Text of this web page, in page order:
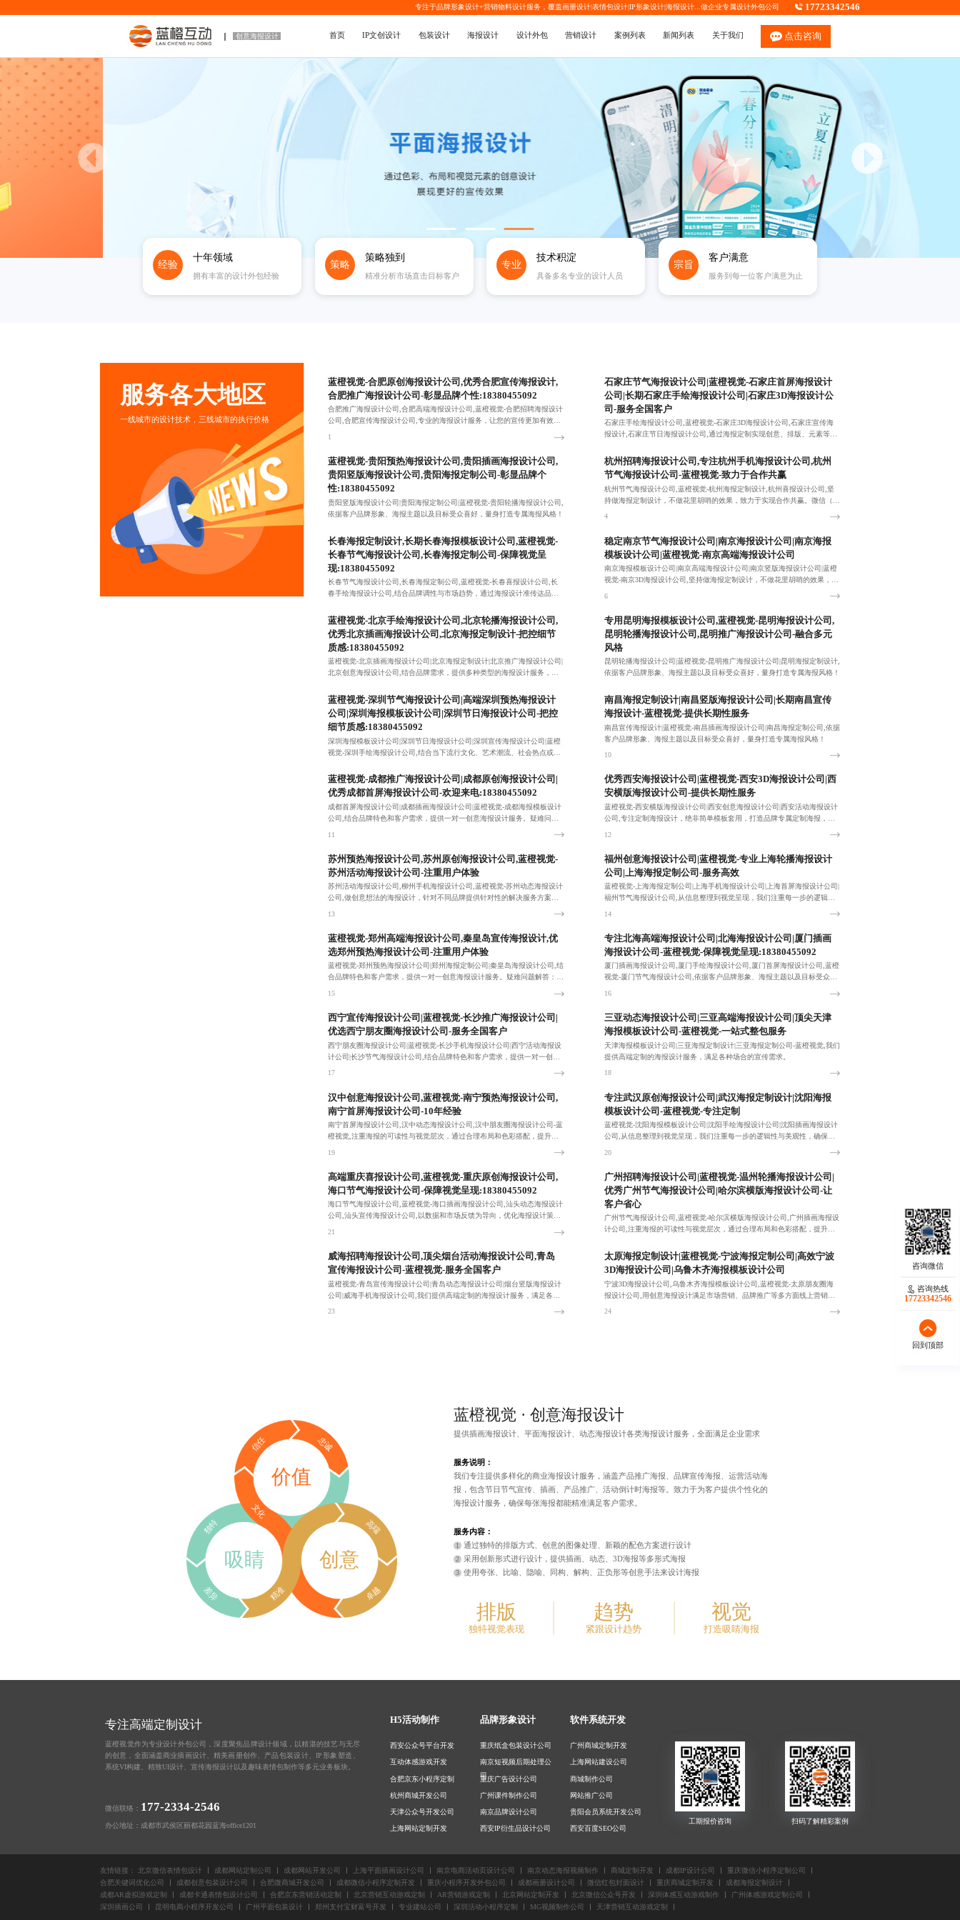
专注于品牌形象设计+营销物料设计服务，覆盖画册设计|表情包设计|IP形象设计|海报设计...做企业专属设计外包公司 17723342546
创意海报设计 首页 IP文创设计 包装设计 海报设计 设计外包 营销设计 案例列表 新闻列表 关于我们 点击咨询
经验
十年领域
拥有丰富的设计外包经验
策略
策略独到
精准分析市场直击目标客户
专业
技术积淀
具备多名专业的设计人员
宗旨
客户满意
服务到每一位客户满意为止
服务各大地区
一线城市的设计技术，三线城市的执行价格
蓝橙视觉-合肥原创海报设计公司,优秀合肥宣传海报设计,
合肥推广海报设计公司-彰显品牌个性:18380455092
合肥推广海报设计公司,合肥高端海报设计公司,蓝橙视觉-合肥招聘海报设计
公司,合肥宣传海报设计公司,专业的海报设计服务，让您的宣传更加有效，
1
石家庄节气海报设计公司|蓝橙视觉-石家庄首屏海报设计
公司|长期石家庄手绘海报设计公司|石家庄3D海报设计公
司-服务全国客户
石家庄手绘海报设计公司,蓝橙视觉-石家庄3D海报设计公司,石家庄宣传海
报设计,石家庄节日海报设计公司,通过海报定制实现创意、排版、元素等高
蓝橙视觉-贵阳预热海报设计公司,贵阳插画海报设计公司,
贵阳竖版海报设计公司,贵阳海报定制公司-彰显品牌个
性:18380455092
贵阳竖版海报设计公司|贵阳海报定制公司|蓝橙视觉-贵阳轮播海报设计公司,
依据客户品牌形象、海报主题以及目标受众喜好，量身打造专属海报风格！
杭州招聘海报设计公司,专注杭州手机海报设计公司,杭州
节气海报设计公司-蓝橙视觉-致力于合作共赢
杭州节气海报设计公司,蓝橙视觉-杭州海报定制设计,杭州喜报设计公司,坚
持做海报定制设计，不做花里胡哨的效果，致力于实现合作共赢。微信（电
4
长春海报定制设计,长期长春海报模板设计公司,蓝橙视觉-
长春节气海报设计公司,长春海报定制公司-保障视觉呈
现:18380455092
长春节气海报设计公司,长春海报定制公司,蓝橙视觉-长春喜报设计公司,长
春手绘海报设计公司,结合品牌调性与市场趋势，通过海报设计准传达品牌
稳定南京节气海报设计公司|南京海报设计公司|南京海报
模板设计公司|蓝橙视觉-南京高端海报设计公司
南京海报模板设计公司|南京高端海报设计公司|南京竖版海报设计公司|蓝橙
视觉-南京3D海报设计公司,坚持做海报定制设计，不做花里胡哨的效果，致
6
蓝橙视觉-北京手绘海报设计公司,北京轮播海报设计公司,
优秀北京插画海报设计公司,北京海报定制设计-把控细节
质感:18380455092
蓝橙视觉-北京插画海报设计公司|北京海报定制设计|北京推广海报设计公司|
北京创意海报设计公司,结合品牌需求，提供多种类型的海报设计服务，全
专用昆明海报模板设计公司,蓝橙视觉-昆明海报设计公司,
昆明轮播海报设计公司,昆明推广海报设计公司-融合多元
风格
昆明轮播海报设计公司|蓝橙视觉-昆明推广海报设计公司|昆明海报定制设计,
依据客户品牌形象、海报主题以及目标受众喜好，量身打造专属海报风格！
蓝橙视觉-深圳节气海报设计公司|高端深圳预热海报设计
公司|深圳海报模板设计公司|深圳节日海报设计公司-把控
细节质感:18380455092
深圳海报模板设计公司|深圳节日海报设计公司|深圳宣传海报设计公司|蓝橙
视觉-深圳手绘海报设计公司,结合当下流行文化、艺术潮流、社会热点或目
南昌海报定制设计|南昌竖版海报设计公司|长期南昌宣传
海报设计-蓝橙视觉-提供长期性服务
南昌宣传海报设计|蓝橙视觉-南昌插画海报设计公司|南昌海报定制公司,依据
客户品牌形象、海报主题以及目标受众喜好，量身打造专属海报风格！
10
蓝橙视觉-成都推广海报设计公司|成都原创海报设计公司|
优秀成都首屏海报设计公司-欢迎来电:18380455092
成都首屏海报设计公司|成都插画海报设计公司|蓝橙视觉-成都海报模板设计
公司,结合品牌特色和客户需求，提供一对一创意海报设计服务。疑难问题
11
优秀西安海报设计公司|蓝橙视觉-西安3D海报设计公司|西
安横版海报设计公司-提供长期性服务
蓝橙视觉-西安横版海报设计公司|西安创意海报设计公司|西安活动海报设计
公司,专注定制海报设计，绝非简单模板套用，打造品牌专属定制海报，微
12
苏州预热海报设计公司,苏州原创海报设计公司,蓝橙视觉-
苏州活动海报设计公司-注重用户体验
苏州活动海报设计公司,柳州手机海报设计公司,蓝橙视觉-苏州动态海报设计
公司,做创意想法的海报设计，针对不同品牌提供针对性的解决服务方案！
13
福州创意海报设计公司|蓝橙视觉-专业上海轮播海报设计
公司|上海海报定制公司-服务高效
蓝橙视觉-上海海报定制公司|上海手机海报设计公司|上海首屏海报设计公司|
福州节气海报设计公司,从信息整理到视觉呈现，我们注重每一步的逻辑性
14
蓝橙视觉-郑州高端海报设计公司,秦皇岛宣传海报设计,优
选郑州预热海报设计公司-注重用户体验
蓝橙视觉-郑州预热海报设计公司|郑州海报定制公司|秦皇岛海报设计公司,结
合品牌特色和客户需求，提供一对一创意海报设计服务。疑难问题解答：18
15
专注北海高端海报设计公司|北海海报设计公司|厦门插画
海报设计公司-蓝橙视觉-保障视觉呈现:18380455092
厦门插画海报设计公司,厦门手绘海报设计公司,厦门首屏海报设计公司,蓝橙
视觉-厦门节气海报设计公司,依据客户品牌形象、海报主题以及目标受众喜
16
西宁宣传海报设计公司|蓝橙视觉-长沙推广海报设计公司|
优选西宁朋友圈海报设计公司-服务全国客户
西宁朋友圈海报设计公司|蓝橙视觉-长沙手机海报设计公司|西宁活动海报设
计公司|长沙节气海报设计公司,结合品牌特色和客户需求，提供一对一创意
17
三亚动态海报设计公司|三亚高端海报设计公司|顶尖天津
海报模板设计公司-蓝橙视觉-一站式整包服务
天津海报模板设计公司|三亚海报定制设计|三亚海报定制公司-蓝橙视觉,我们
提供高端定制的海报设计服务，满足各种场合的宣传需求。
18
汉中创意海报设计公司,蓝橙视觉-南宁预热海报设计公司,
南宁首屏海报设计公司-10年经验
南宁首屏海报设计公司,汉中动态海报设计公司,汉中朋友圈海报设计公司-蓝
橙视觉,注重海报的可读性与视觉层次，通过合理布局和色彩搭配，提升信
19
专注武汉原创海报设计公司|武汉海报定制设计|沈阳海报
模板设计公司-蓝橙视觉-专注定制
蓝橙视觉-沈阳海报模板设计公司|沈阳手绘海报设计公司|沈阳插画海报设计
公司,从信息整理到视觉呈现，我们注重每一步的逻辑性与美观性，确保海
20
高端重庆喜报设计公司,蓝橙视觉-重庆原创海报设计公司,
海口节气海报设计公司-保障视觉呈现:18380455092
海口节气海报设计公司,蓝橙视觉-海口插画海报设计公司,汕头动态海报设计
公司,汕头宣传海报设计公司,以数据和市场反馈为导向，优化海报设计策
21
广州招聘海报设计公司|蓝橙视觉-温州轮播海报设计公司|
优秀广州节气海报设计公司|哈尔滨横版海报设计公司-让
客户省心
广州节气海报设计公司,蓝橙视觉-哈尔滨横版海报设计公司,广州插画海报设
计公司,注重海报的可读性与视觉层次，通过合理布局和色彩搭配，提升信
威海招聘海报设计公司,顶尖烟台活动海报设计公司,青岛
宣传海报设计公司-蓝橙视觉-服务全国客户
蓝橙视觉-青岛宣传海报设计公司|青岛动态海报设计公司|烟台竖版海报设计
公司|威海手机海报设计公司,我们提供高端定制的海报设计服务，满足各种
23
太原海报定制设计|蓝橙视觉-宁波海报定制公司|高效宁波
3D海报设计公司|乌鲁木齐海报模板设计公司
宁波3D海报设计公司,乌鲁木齐海报模板设计公司,蓝橙视觉-太原朋友圈海
报设计公司,用创意海报设计满足市场营销、品牌推广等多方面线上营销需
24
价值
信任 忠诚
文化
吸睛
独特
差异 精准
创意
高端
卓越
蓝橙视觉 · 创意海报设计
提供插画海报设计 、平面海报设计 、动态海报设计各类海报设计服务，全面满足企业需求
服务说明：
我们专注提供多样化的商业海报设计服务，涵盖产品推广海报、品牌宣传海报、运营活动海
报，包含节日节气宣传、插画、产品推广、活动倒计时海报等。致力于为客户提供个性化的
海报设计服务，确保每张海报都能精准满足客户需求。
服务内容：
通过独特的排版方式、创意的图像处理、新颖的配色方案进行设计
采用创新形式进行设计，提供插画、动态、3D海报等多形式海报
使用夸张、比喻、隐喻、同构、解构、正负形等创意手法来设计海报
排版
独特视觉表现
趋势
紧跟设计趋势
视觉
打造吸睛海报
咨询热线
17723342546
回到顶部
专注高端定制设计
蓝橙视觉作为专业设计外包公司
，深度聚焦品牌设计领域，以精湛的技艺与无尽
的创意，全面涵盖商业插画设计、 精美画册创作、 产品包装设计、 IP形象塑造 、
系统VI构建、 精致UI设计、 宣传海报设计以及趣味表情包制作等多元业务板块。
微信联络： 177-2334-2546
办公地址：成都市武侯区丽都花园蓝海office1201
H5活动制作
西安公众号平台开发
互动体感游戏开发
合肥京东小程序定制
杭州商城开发公司
天津公众号开发公司
上海网站定制开发
营销网站定制
品牌形象设计
重庆纸盒包装设计公司
南京短视频后期处理公
司
重庆广告设计公司
广州课件制作公司
南京品牌设计公司
西安IP衍生品设计公司
天津视频剪辑公司
软件系统开发
广州商城定制开发
上海网站建设公司
商城制作公司
网站推广公司
贵阳会员系统开发公司
西安百度SEO公司
化贵阳公众号定制开发公
司
友情链接： 北京微信表情包设计 成都网站定制公司 成都网站开发公司 上海平面插画设计公司 南京电商活动页设计公司 南京动态海报视频制作 商城定制开发 成都IP设计公司
重庆微信小程序定制公司
合肥关键词优化公司
成都创意包装设计公司 合肥微商城开发公司 成都微信小程序定制开发 重庆小程序开发外包公司 成都画册设计公司 微信红包封面设计 重庆商城定制开发
成都海报定制设计
成都AR虚拟游戏定制
成都卡通表情包设计公司 合肥京东营销活动定制 北京营销互动游戏定制 AR营销游戏定制 北京网站定制开发 北京微信公众号开发 深圳体感互动游戏制作
广州体感游戏定制公司
深圳插画公司
昆明电商小程序开发公司 广州平面包装设计 郑州支付宝财富号开发 专业建站公司 深圳活动小程序定制 MG视频制作公司 天津营销互动游戏定制